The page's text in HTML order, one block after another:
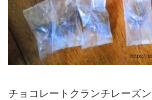
チョコレートクランチレーズ